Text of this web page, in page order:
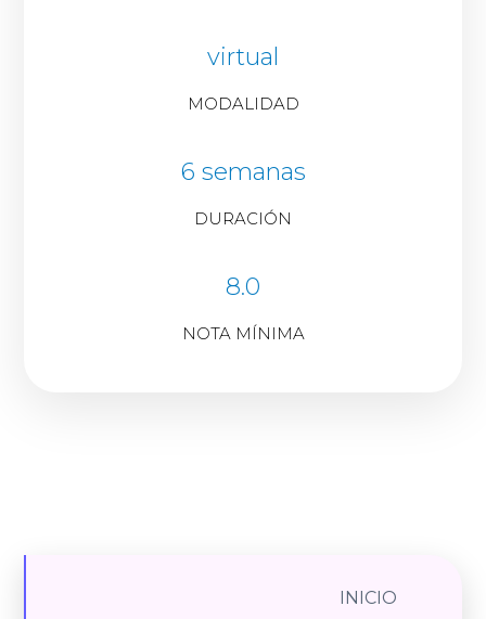
virtual
MODALIDAD
6 semanas
DURACIÓN
8.0
NOTA MÍNIMA
INICIO